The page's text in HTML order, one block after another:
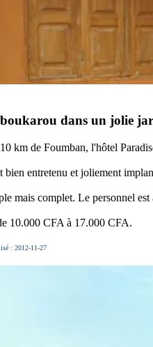
dans un jolie
km de Foumban, l'hôtel
bien entretenu et joliement
mais complet. Le personnel est
10.000 CFA à 17.000 CFA.
: 2012-11-27